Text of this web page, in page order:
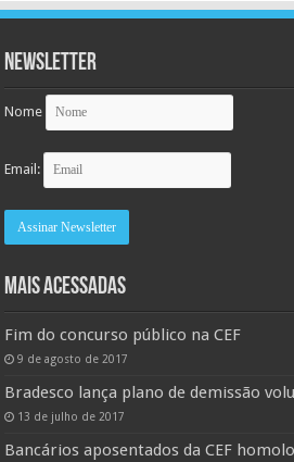
Newsletter
Nome
Email:
MAIS ACESSADAS
Fim do concurso público na CEF
9 de agosto de 2017
Bradesco lança plano de demissão
13 de julho de 2017
Bancários aposentados da CEF